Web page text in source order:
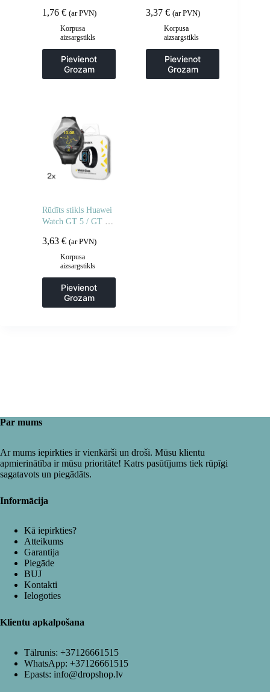
2 gab.
1,76 € (ar PVN)
Korpusa
aizsargstikls
Pievienot
Grozam
Pro / GT 3 / GT 3
Pro Full Glue 42mm
– 2 gab.
3,37€ (ar PVN)
Korpusa
aizsargstikls
Pievienot
Grozam
Rūdīts stikls Huawei
Watch GT 5 / GT 5
Pro / GT 3 / GT 3
Pro Full Glue 46 mm
– 2 gab.
3,63 € (ar PVN)
Korpusa
aizsargstikls
Pievienot
Grozam
Par mums
Ar mums iepirkties ir vienkārši un droši. Mūsu klientu
apmierinātība ir mūsu prioritāte! Katrs pasūtījums tiek rūpīgi
sagatavots un piegādāts.
Informācija
Kā iepirkties?
Atteikums
Garantija
Piegāde
BUJ
Kontakti
Ielogoties
Klientu apkalpošana
Tālrunis: +37126661515
WhatsApp: +37126661515
Epasts: info@dropshop.lv